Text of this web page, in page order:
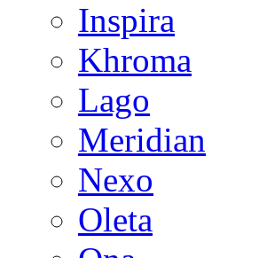
Inspira
Khroma
Lago
Meridian
Nexo
Oleta